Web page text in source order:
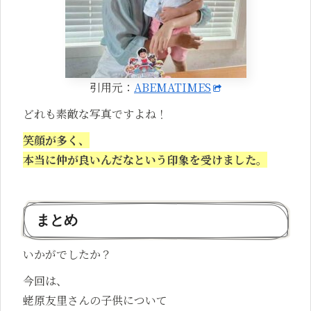
引用元： ABEMATIMES
どれも素敵な写真ですよね！
笑顔が多く、
本当に仲が良いんだなという印象を受けました。
まとめ
いかがでしたか？
今回は、
蛯原友里さんの子供について